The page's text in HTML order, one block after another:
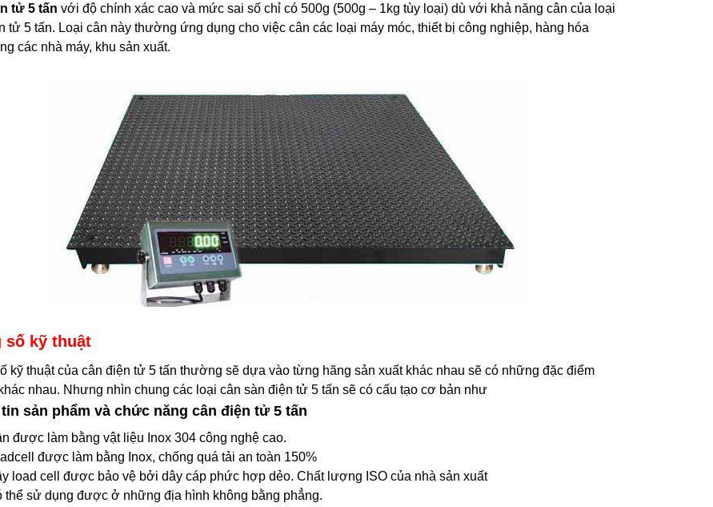
tử 5 tấn với độ chính xác cao và mức sai số chỉ có 500g (500g – 1kg tùy loại) dù với khả năng cân của loại
tử 5 tấn. Loại cân này thường ứng dụng cho việc cân các loại máy móc, thiết bị công nghiệp, hàng hóa
các nhà máy, khu sản xuất.
số kỹ thuật
kỹ thuật của cân điện tử 5 tấn thường sẽ dựa vào từng hãng sản xuất khác nhau sẽ có những đặc điểm
nhau. Nhưng nhìn chung các loại cân sàn điện tử 5 tấn sẽ có cấu tạo cơ bản như
sản phẩm và chức năng cân điện tử 5 tấn
được làm bằng vật liệu Inox 304 công nghệ cao.
được làm bằng Inox, chống quá tải an toàn 150%
load cell được bảo vệ bởi dây cáp phức hợp dẻo. Chất lượng ISO của nhà sản xuất
thể sử dụng được ở những địa hình không bằng phẳng.